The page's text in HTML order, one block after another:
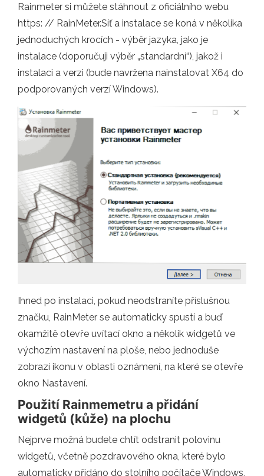
Rainmeter si můžete stáhnout z oficiálního webu
https: // RainMeter.Síť a instalace se koná v několika
jednoduchých krocích - výběr jazyka, jako je
instalace (doporučuji výběr „standardní“), jakož i
instalaci a verzi (bude navržena nainstalovat X64 do
podporovaných verzí Windows).
Ihned po instalaci, pokud neodstraníte příslušnou
značku, RainMeter se automaticky spustí a buď
okamžitě otevře uvítací okno a několik widgetů ve
výchozím nastavení na ploše, nebo jednoduše
zobrazí ikonu v oblasti oznámení, na které se otevře
okno Nastavení.
Použití Rainmemetru a přidání
widgetů (kůže) na plochu
Nejprve možná budete chtít odstranit polovinu
widgetů, včetně pozdravového okna, které bylo
automaticky přidáno do stolního počítače Windows,